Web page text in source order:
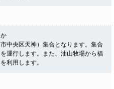
中央区天神）集合となります。集合
運行します。また、油山牧場から福
利用します。